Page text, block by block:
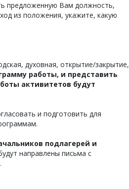
предложенную Вам должность,
из положения, укажите, какую
духовная, открытие/закрытие,
работы, и представить
активитетов будут
и подготовить для
подлагерей и
направлены письма с